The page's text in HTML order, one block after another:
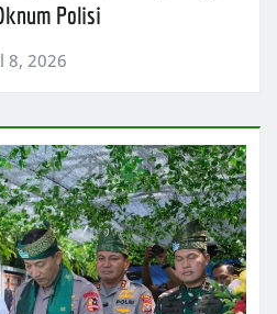
Polisi
8, 2026